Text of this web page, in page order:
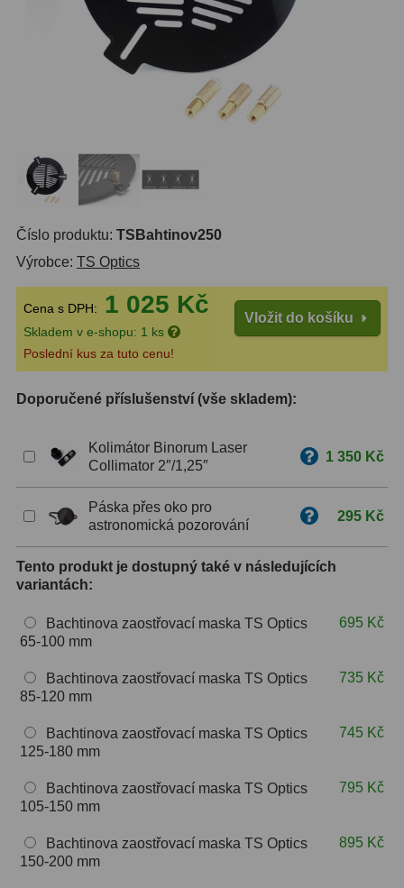
IPoradce
Bazar
OTA - pouze optika43
Do 10000 Kč41
390
WA (52°-60°)64
SWA (62°-78°)
XWA (100°-120°)17
Měřící, s mřížkou6
Doplňky1
Filtry 181
Měsíční a Polarizační23
CLS a UHC
Širokopásmové13
Hβ6
Číslo produktu: TSBahtinov250
Výrobce: TS Optics
Cena s DPH: 1 025 Kč
Skladem v e-shopu: 1 ks
Vložit do košíku
Poslední kus za tuto cenu!
Doporučené příslušenství (vše skladem):
Kolimátor Binorum Laser
Collimator 2″/1,25″
1 350 Kč
Páska přes oko pro
astronomická pozorování
295 Kč
Tento produkt je dostupný také v následujících
variantách:
Bachtinova zaostřovací maska TS Optics
65-100 mm
695 Kč
Bachtinova zaostřovací maska TS Optics
85-120 mm
735 Kč
Bachtinova zaostřovací maska TS Optics
125-180 mm
745 Kč
Bachtinova zaostřovací maska TS Optics
105-150 mm
795 Kč
Bachtinova zaostřovací maska TS Optics
150-200 mm
895 Kč